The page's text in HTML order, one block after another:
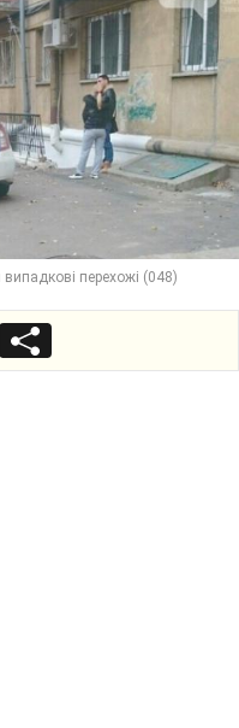
перехожі (048)